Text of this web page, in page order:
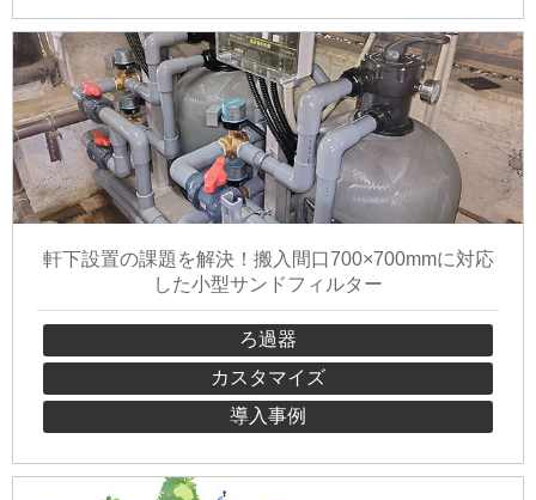
軒下設置の課題を解決！搬入間口700×700mmに対応
した小型サンドフィルター
ろ過器
カスタマイズ
導入事例